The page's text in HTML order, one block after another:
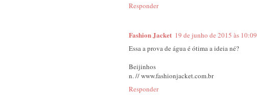
Responder
Fashion Jacket 19 de junho de 2015 às 10:09
Essa a prova de água é ótima a ideia né?
Beijinhos
n. // www.fashionjacket.com.br
Responder